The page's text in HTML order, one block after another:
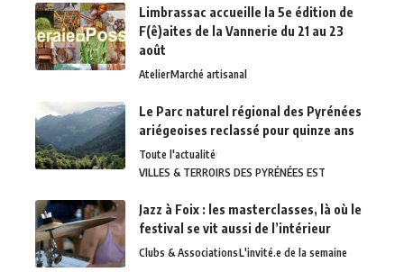
Limbrassac accueille la 5e édition de
F(ê)aites de la Vannerie du 21 au 23
août
AtelierMarché artisanal
Le Parc naturel régional des Pyrénées
ariégeoises reclassé pour quinze ans
Toute l'actualité
VILLES & TERROIRS DES PYRÉNÉES EST
Jazz à Foix : les masterclasses, là où le
festival se vit aussi de l’intérieur
Clubs & AssociationsL'invité.e de la semaine